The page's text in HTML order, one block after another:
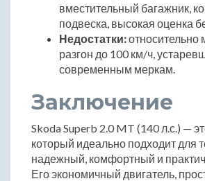
вместительный багажник,
подвеска, высокая оценка
Недостатки:
разгон до 100 км/ч,
современным меркам.
Заключение
Skoda Superb 2.0 MT (140 л.с.) —
который идеально подходит для
надежный, комфортный и
Его экономичный двигатель,